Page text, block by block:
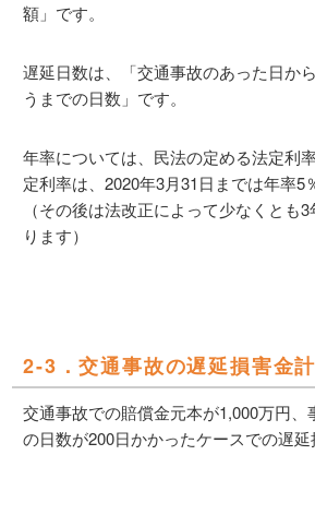
額」です。
遅延日数は、「交通事故のあった日か
うまでの日数」です。
年率については、民法の定める法定利
定利率は、2020年3月31日までは年率5
（その後は法改正によって少なくとも
ります）
2-3．交通事故の遅延損害金
交通事故での賠償金元本が1,000万円
の日数が200日かかったケースでの遅延